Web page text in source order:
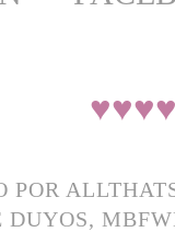
♥♥♥
POR
DUYOS,